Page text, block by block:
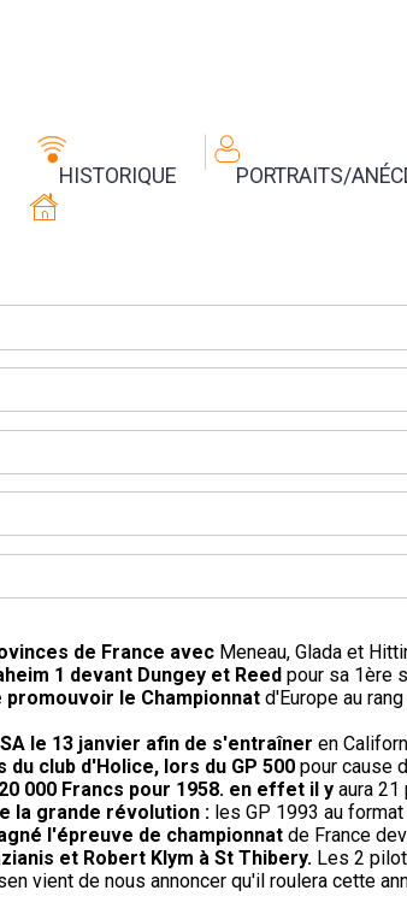
HISTORIQUE PORTRAITS/
de France avec Meneau, Glada et
1 devant Dungey et Reed pour sa 1ère
promouvoir le Championnat d'Europe au
le 13 janvier afin de s'entraîner en
club d'Holice, lors du GP 500 pour cause
000 Francs pour 1958. en effet il y aura
la grande révolution : les GP 1993 au
l'épreuve de championnat de France
et Robert Klym à St Thibery. Les 2
vient de nous annoncer qu'il roulera cette